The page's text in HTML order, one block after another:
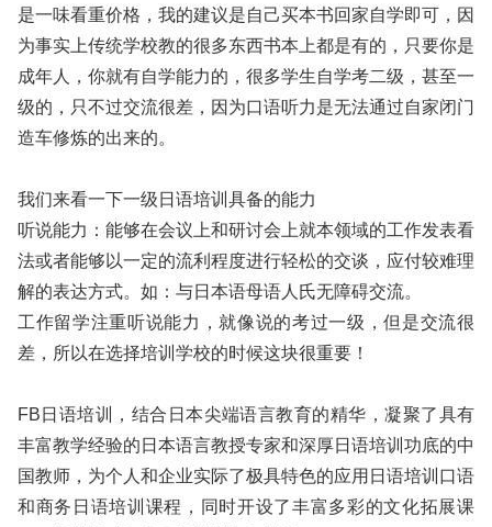
是一味看重价格，我的建议是自己买本书回家自学即可，因
为事实上传统学校教的很多东西书本上都是有的，只要你是
成年人，你就有自学能力的，很多学生自学考二级，甚至一
级的，只不过交流很差，因为口语听力是无法通过自家闭门
造车修炼的出来的。
我们来看一下一级日语培训具备的能力
听说能力：能够在会议上和研讨会上就本领域的工作发表看
法或者能够以一定的流利程度进行轻松的交谈，应付较难理
解的表达方式。如：与日本语母语人氏无障碍交流。
工作留学注重听说能力，就像说的考过一级，但是交流很
差，所以在选择培训学校的时候这块很重要！
FB日语培训，结合日本尖端语言教育的精华，凝聚了具有
丰富教学经验的日本语言教授专家和深厚日语培训功底的中
国教师，为个人和企业实际了极具特色的应用日语培训口语
和商务日语培训课程，同时开设了丰富多彩的文化拓展课